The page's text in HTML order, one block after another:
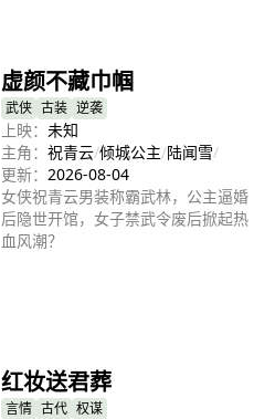
虚颜不藏巾帼
武侠 古装 逆袭
上映： 未知
主角： 祝青云/倾城公主/陆闻雪/
更新： 2026-08-04
女侠祝青云男装称霸武林，公主逼婚
后隐世开馆，女子禁武令废后掀起热
血风潮？
红妆送君葬
言情 古代 权谋